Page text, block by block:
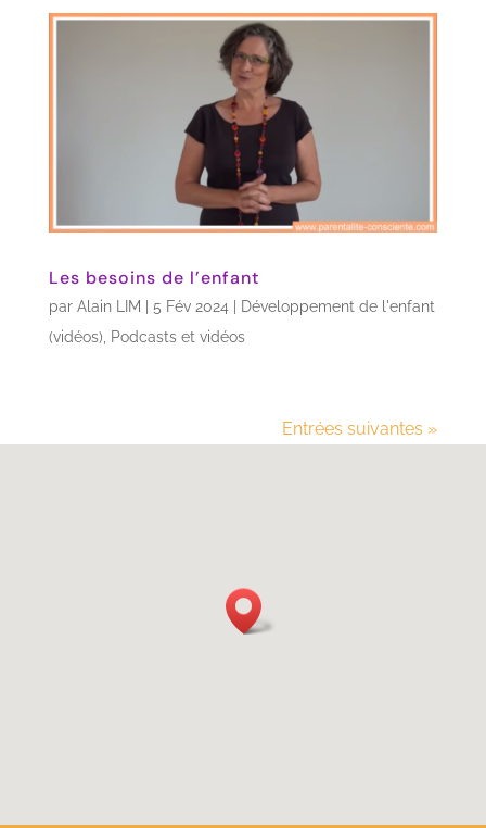
Les besoins de l’enfant
par Alain LIM 5 Fév 2024
Développement de l'enfant
(vidéos)
Podcasts et vidéos
Entrées suivantes »